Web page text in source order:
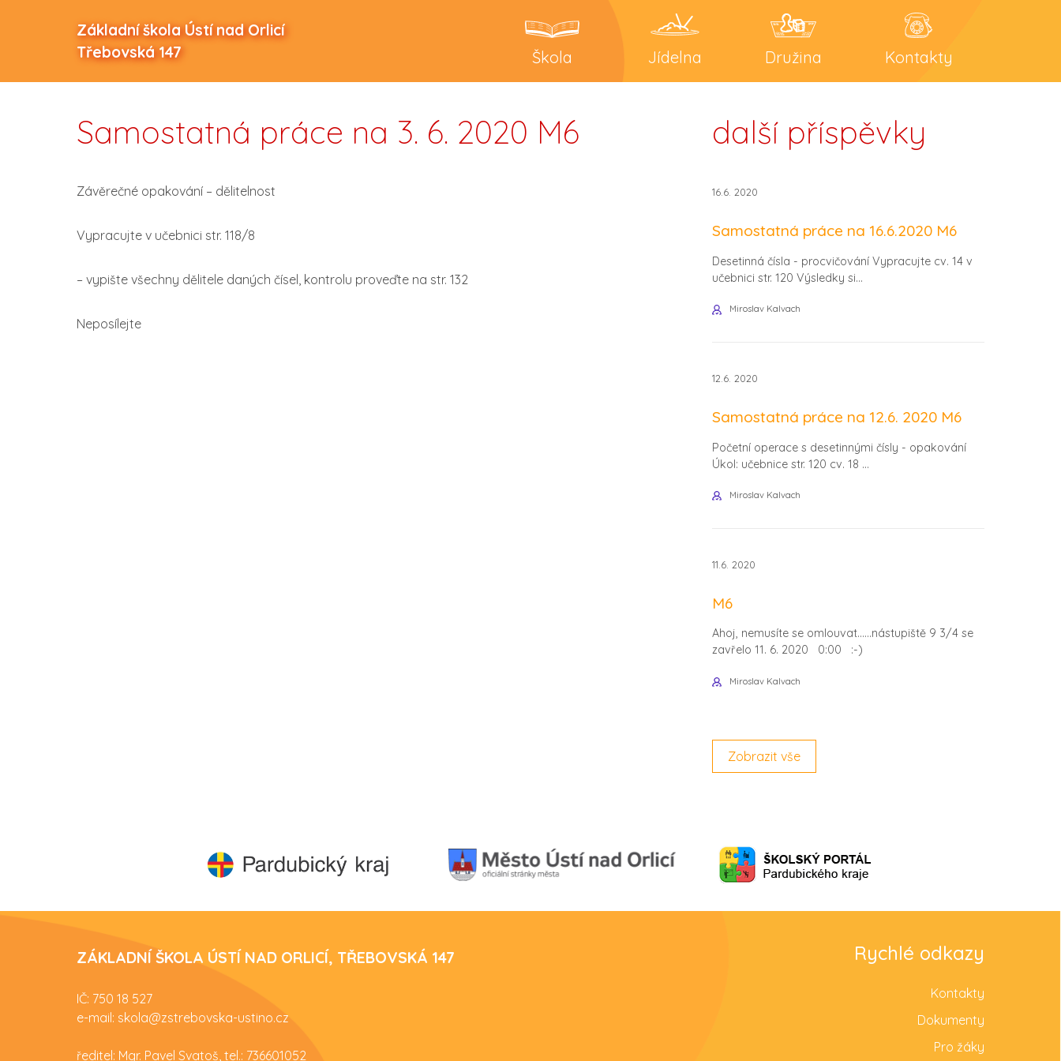
Základní škola Ústí nad Orlicí
Třebovská 147
Škola Jídelna Družina Kontakty
Samostatná práce na 3. 6. 2020 M6
Závěrečné opakování – dělitelnost
Vypracujte v učebnici str. 118/8
– vypište všechny dělitele daných čísel, kontrolu proveďte na str. 132
Neposílejte
další příspěvky
16.6. 2020
Samostatná práce na 16.6.2020 M6
Desetinná čísla - procvičování Vypracujte cv. 14 v
učebnici str. 120 Výsledky si...
Miroslav Kalvach
12.6. 2020
Samostatná práce na 12.6. 2020 M6
Početní operace s desetinnými čísly - opakování
Úkol: učebnice str. 120 cv. 18 ...
Miroslav Kalvach
11.6. 2020
M6
Ahoj, nemusíte se omlouvat......nástupiště 9 3/4 se
zavřelo 11. 6. 2020 0:00 :-)
Miroslav Kalvach
Zobrazit vše
ZÁKLADNÍ ŠKOLA ÚSTÍ NAD ORLICÍ, TŘEBOVSKÁ 147
IČ: 750 18 527
e-mail: skola@zstrebovska-ustino.cz
ředitel: Mgr. Pavel Svatoš, tel.: 736601052
Rychlé odkazy
Kontakty
Dokumenty
Pro žáky